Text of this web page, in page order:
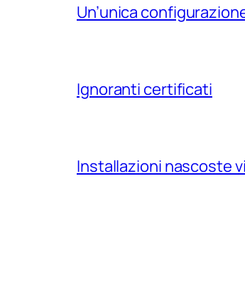
Un’unica
Ignoranti certificati
Installazioni nascoste